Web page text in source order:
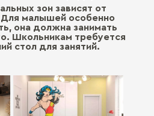
зон зависят от
Для малышей особенно
она должна занимать
Школьникам требуется
стол для занятий.